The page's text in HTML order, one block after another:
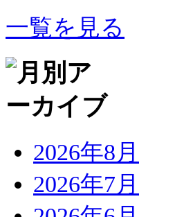
一覧を見る
2026年8月
2026年7月